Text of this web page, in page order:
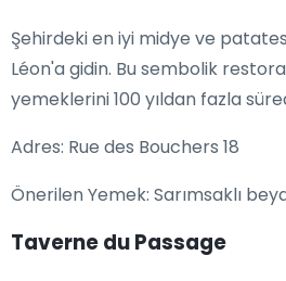
Şehirdeki en iyi midye ve
Léon'a gidin. Bu sembolik
yemeklerini 100 yıldan fazla
Adres: Rue des Bouchers 18
Önerilen Yemek: Sarımsaklı
Taverne du Passage